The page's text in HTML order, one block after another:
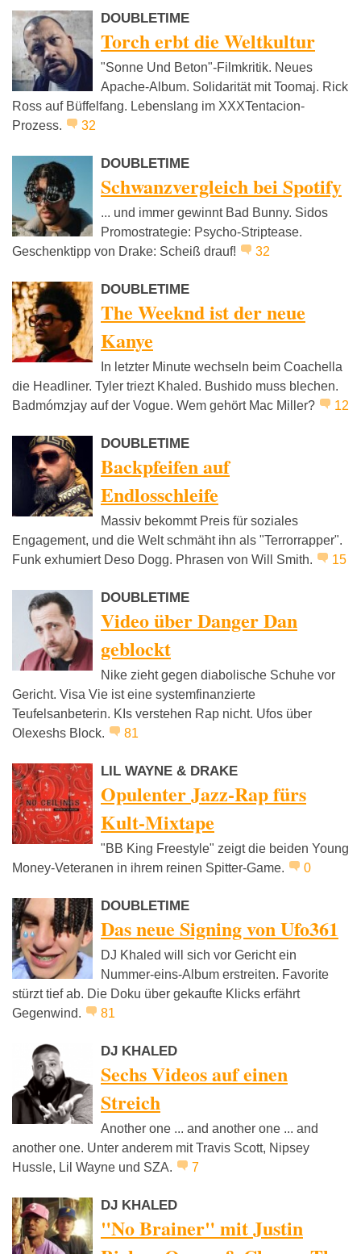
DOUBLETIME
Torch erbt die Weltkultur
"Sonne Und Beton"-Filmkritik. Neues
Apache-Album. Solidarität mit Toomaj. Rick
Ross auf Büffelfang. Lebenslang im XXXTentacion-
Prozess.
32
DOUBLETIME
Schwanzvergleich bei Spotify
... und immer gewinnt Bad Bunny. Sidos
Promostrategie: Psycho-Striptease.
Geschenktipp von Drake: Scheiß drauf!
32
DOUBLETIME
The Weeknd ist der neue
Kanye
In letzter Minute wechseln beim Coachella
die Headliner. Tyler triezt Khaled. Bushido muss blechen.
Badmómzjay auf der Vogue. Wem gehört Mac Miller?
12
DOUBLETIME
Backpfeifen auf
Endlosschleife
Massiv bekommt Preis für soziales
Engagement, und die Welt schmäht ihn als "Terrorrapper".
Funk exhumiert Deso Dogg. Phrasen von Will Smith.
15
DOUBLETIME
Video über Danger Dan
geblockt
Nike zieht gegen diabolische Schuhe vor
Gericht. Visa Vie ist eine systemfinanzierte
Teufelsanbeterin. KIs verstehen Rap nicht. Ufos über
Olexeshs Block.
81
LIL WAYNE & DRAKE
Opulenter Jazz-Rap fürs
Kult-Mixtape
"BB King Freestyle" zeigt die beiden Young
Money-Veteranen in ihrem reinen Spitter-Game.
0
DOUBLETIME
Das neue Signing von Ufo361
DJ Khaled will sich vor Gericht ein
Nummer-eins-Album erstreiten. Favorite
stürzt tief ab. Die Doku über gekaufte Klicks erfährt
Gegenwind.
81
DJ KHALED
Sechs Videos auf einen
Streich
Another one ... and another one ... and
another one. Unter anderem mit Travis Scott, Nipsey
Hussle, Lil Wayne und SZA.
7
DJ KHALED
"No Brainer" mit Justin